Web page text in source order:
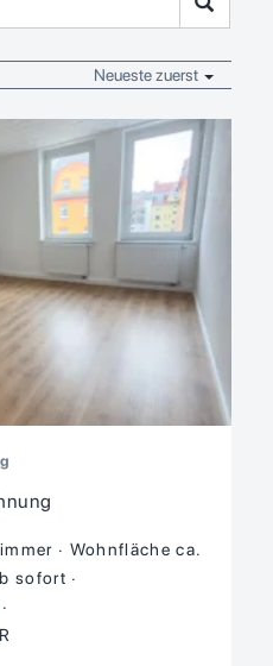
Neueste zuerst
Wohnfläche ca.
sofort